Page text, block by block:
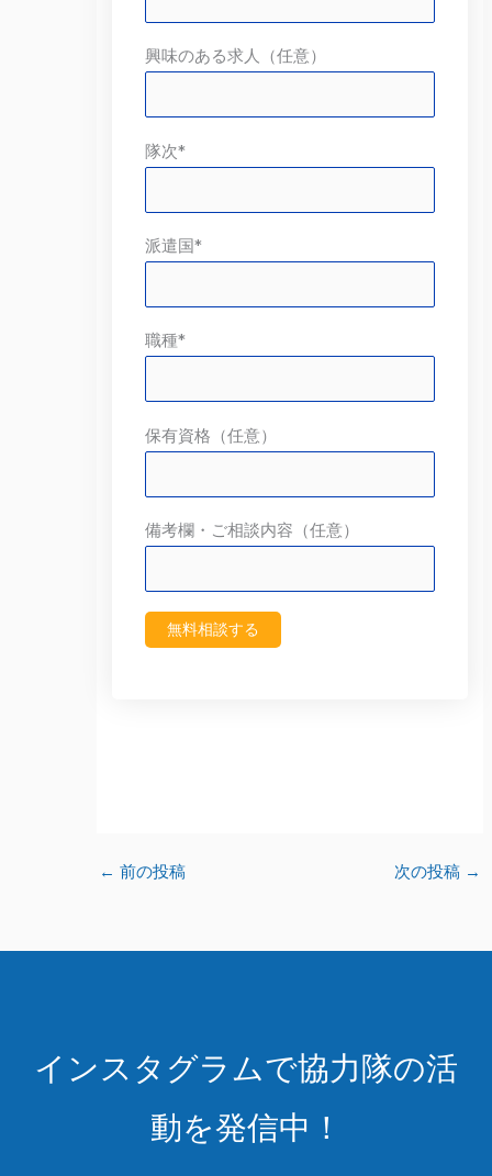
興味のある求人（任意）
隊次*
派遣国*
職種*
保有資格（任意）
備考欄・ご相談内容（任意）
← 前の投稿 次の投稿 →
インスタグラムで協力隊の活
動を発信中！